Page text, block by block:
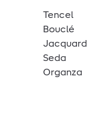
Tencel
Bouclé
Jacquard
Seda
Organza